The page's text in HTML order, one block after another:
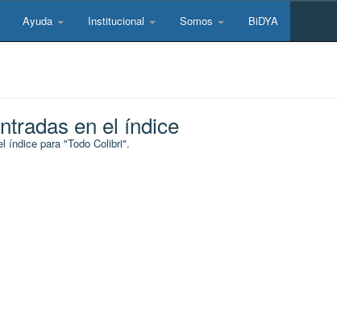
Ayuda Institucional Somos BiDYA
en el índice
índice para "Todo Colibri".